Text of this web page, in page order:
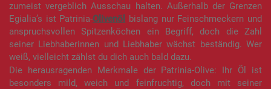
zumeist vergeblich Ausschau halten. Außerhalb der Grenzen
Egialia’s ist Patrinia-Olivenöl
bislang nur Feinschmeckern und
anspruchsvollen Spitzenköchen ein Begriff, doch die Zahl
seiner Liebhaberinnen und Liebhaber wächst beständig. Wer
weiß, vielleicht zählst du dich auch bald dazu.
Die herausragenden Merkmale der Patrinia-Olive: Ihr Öl ist
besonders mild, weich und feinfruchtig, doch mit seiner